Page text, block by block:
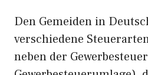
Den Gemeiden in
verschiedene
neben der